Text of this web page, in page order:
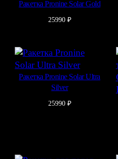
Ракетка Pronine Solar Gold
25990 ₽
Ракетка Pronine Solar Ultra
Silver
25990 ₽